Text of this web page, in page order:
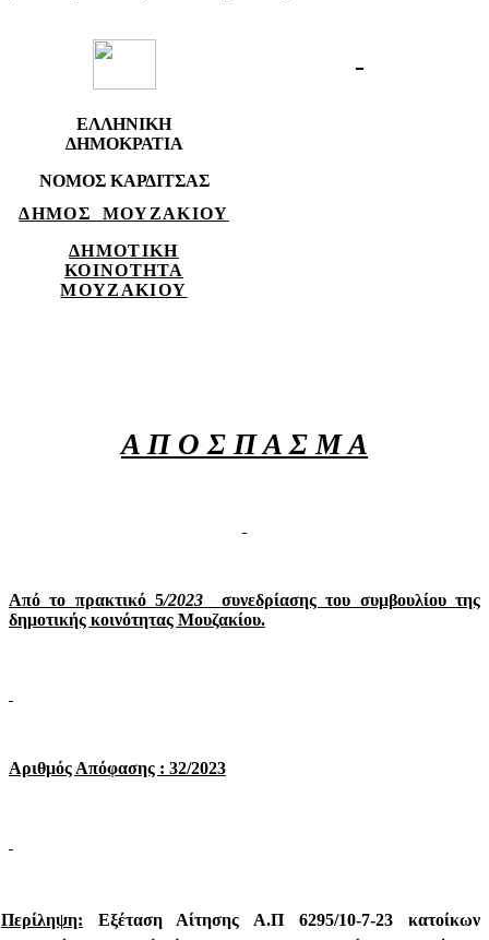
ΕΛΛΗΝΙΚΗ
ΔΗΜΟΚΡΑΤΙΑ
ΝΟΜΟΣ ΚΑΡΔΙΤΣΑΣ
ΔΗΜΟΣ
ΜΟΥΖΑΚΙΟΥ
ΔΗΜΟΤΙΚΗ
ΚΟΙΝΟΤΗΤΑ
ΜΟΥΖΑΚΙΟΥ
Α Π Ο Σ Π Α Σ Μ Α
Από το πρακτικό 5/2023
συνεδρίασης του συμβουλίου της
δημοτικής κοινότητας Μουζακίου.
Αριθμός Απόφασης : 32/2023
Περίληψη:
Εξέταση Αίτησης Α.Π 6295/10-7-23 κατοίκων